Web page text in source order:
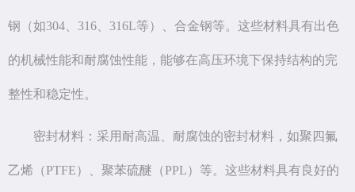
钢（如304、316、316L等）、合金钢等。这些材料具有出色
的机械性能和耐腐蚀性能，能够在高压环境下保持结构的完
整性和稳定性。
密封材料：采用耐高温、耐腐蚀的密封材料，如聚四氟
乙烯（PTFE）、聚苯硫醚（PPL）等。这些材料具有良好的